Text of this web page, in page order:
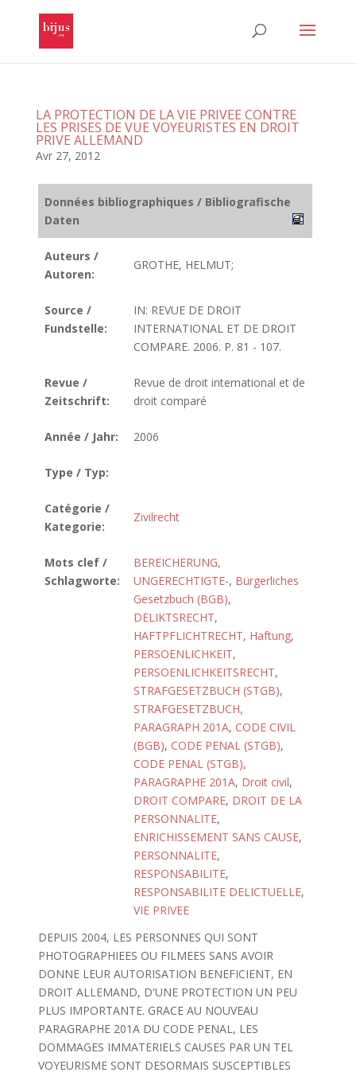
LA PROTECTION DE LA VIE PRIVEE CONTRE
LES PRISES DE VUE VOYEURISTES EN DROIT
PRIVE ALLEMAND
Avr 27, 2012
Données bibliographiques / Bibliografische
Daten
Auteurs /
Autoren:
GROTHE, HELMUT;
Source /
Fundstelle:
IN: REVUE DE DROIT
INTERNATIONAL ET DE DROIT
COMPARE. 2006. P. 81 - 107.
Revue /
Zeitschrift:
Revue de droit international et de
droit comparé
Année / Jahr: 2006
Type / Typ:
Catégorie /
Kategorie:
Zivilrecht
Mots clef /
Schlagworte:
BEREICHERUNG,
UNGERECHTIGTE-, Bürgerliches
Gesetzbuch (BGB),
DELIKTSRECHT,
HAFTPFLICHTRECHT, Haftung,
PERSOENLICHKEIT,
PERSOENLICHKEITSRECHT,
STRAFGESETZBUCH (STGB),
STRAFGESETZBUCH,
PARAGRAPH 201A, CODE CIVIL
(BGB), CODE PENAL (STGB),
CODE PENAL (STGB),
PARAGRAPHE 201A, Droit civil,
DROIT COMPARE, DROIT DE LA
PERSONNALITE,
ENRICHISSEMENT SANS CAUSE,
PERSONNALITE,
RESPONSABILITE,
RESPONSABILITE DELICTUELLE,
VIE PRIVEE
DEPUIS 2004, LES PERSONNES QUI SONT
PHOTOGRAPHIEES OU FILMEES SANS AVOIR
DONNE LEUR AUTORISATION BENEFICIENT, EN
DROIT ALLEMAND, D'UNE PROTECTION UN PEU
PLUS IMPORTANTE. GRACE AU NOUVEAU
PARAGRAPHE 201A DU CODE PENAL, LES
DOMMAGES IMMATERIELS CAUSES PAR UN TEL
VOYEURISME SONT DESORMAIS SUSCEPTIBLES